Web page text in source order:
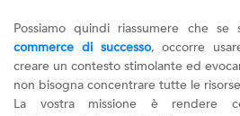
Possiamo quindi riassumere che
commerce di successo, occorre
creare un contesto stimolante ed
non bisogna concentrare tutte le
La vostra missione è rendere